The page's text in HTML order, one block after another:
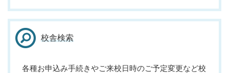
校舎検索
各種お申込み手続きやご来校日時のご予定変更など校